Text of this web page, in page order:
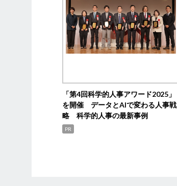
「第4回科学的人事アワード2025」
を開催 データとAIで変わる人事戦
略 科学的人事の最新事例
PR